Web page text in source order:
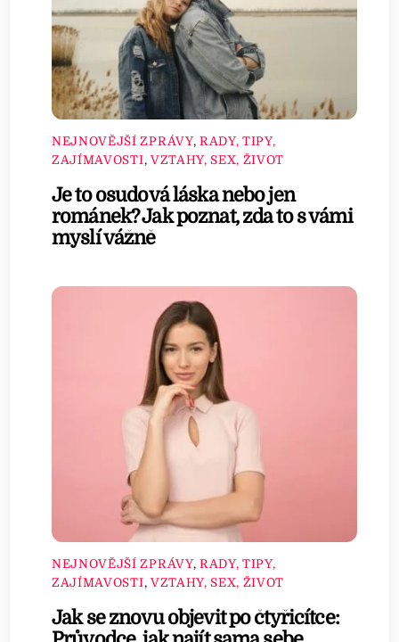
NEJNOVĚJŠÍ ZPRÁVY, RADY, TIPY,
ZAJÍMAVOSTI, VZTAHY, SEX, ŽIVOT
Je to osudová láska nebo jen
románek? Jak poznat, zda to s vámi
myslí vážně
NEJNOVĚJŠÍ ZPRÁVY, RADY, TIPY,
ZAJÍMAVOSTI, VZTAHY, SEX, ŽIVOT
Jak se znovu objevit po čtyřicítce: